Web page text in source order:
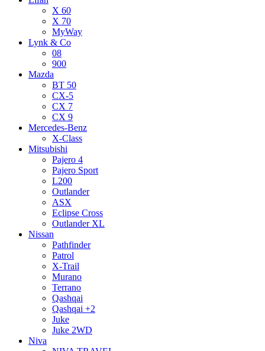
X 60
X 70
MyWay
Lynk & Co
08
900
Mazda
BT 50
CX-5
CX 7
CX 9
Mercedes-Benz
X-Class
Mitsubishi
Pajero 4
Pajero Sport
L200
Outlander
ASX
Eclipse Cross
Outlander XL
Nissan
Pathfinder
Patrol
X-Trail
Murano
Terrano
Qashqai
Qashqai +2
Juke
Juke 2WD
Niva